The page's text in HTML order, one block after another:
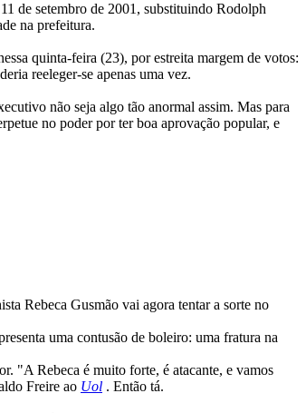
de setembro de 2001, substituindo Rodolph
na prefeitura.
quinta-feira (23), por estreita margem de votos:
reeleger-se apenas uma vez.
não seja algo tão anormal assim. Mas para
no poder por ter boa aprovação popular, e
Rebeca Gusmão vai agora tentar a sorte no
uma contusão de boleiro: uma fratura na
"A Rebeca é muito forte, é atacante, e vamos
Freire ao Uol . Então tá.